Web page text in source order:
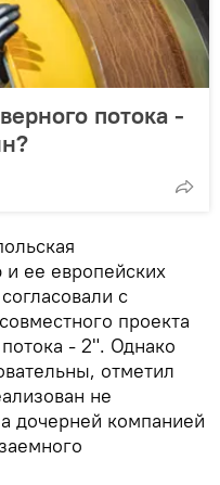
потока -
ее европейских
с
проекта
- 2". Однако
отметил
не
дочерней компанией